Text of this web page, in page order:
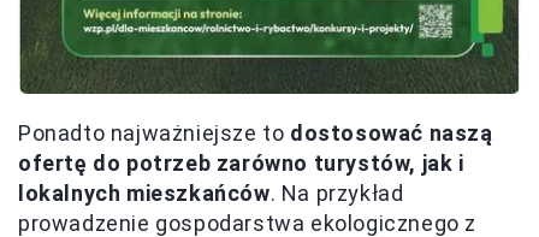
Ponadto najważniejsze to dostosować naszą
ofertę do potrzeb zarówno turystów, jak i
lokalnych mieszkańców. Na przykład
prowadzenie gospodarstwa ekologicznego z